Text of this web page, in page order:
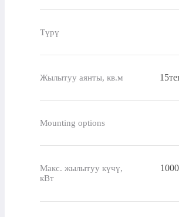
Түрү
Жылытуу аянты, кв.м
Mounting options
Макс. жылытуу күчү,
кВт